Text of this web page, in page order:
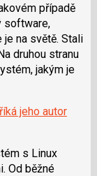
případě
software,
na světě. Stali
druhou stranu
jakým je
jeho autor
s Linux
Od běžné